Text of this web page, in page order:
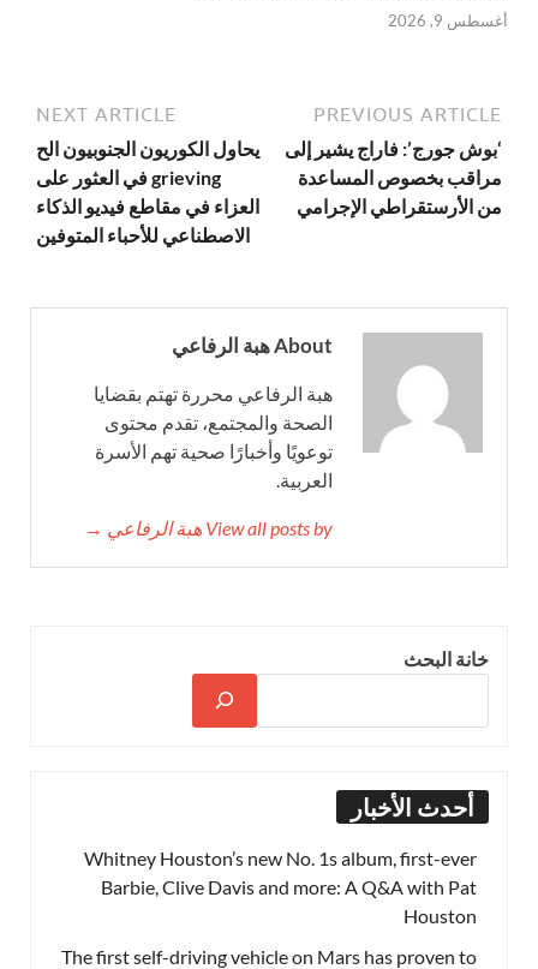
أغسطس 9, 2026
PREVIOUS ARTICLE
‘بوش جورج’: فاراج يشير إلى
مراقب بخصوص المساعدة
من الأرستقراطي الإجرامي
NEXT ARTICLE
يحاول الكوريون الجنوبيون الح
grieving في العثور على
العزاء في مقاطع فيديو الذكاء
الاصطناعي للأحباء المتوفين
About هبة الرفاعي
هبة الرفاعي محررة تهتم بقضايا
الصحة والمجتمع، تقدم محتوى
توعويًا وأخبارًا صحية تهم الأسرة
العربية.
View all posts by هبة الرفاعي →
خانة البحث
أحدث الأخبار
Whitney Houston’s new No. 1s album, first-ever
Barbie, Clive Davis and more: A Q&A with Pat
Houston
The first self-driving vehicle on Mars has proven to